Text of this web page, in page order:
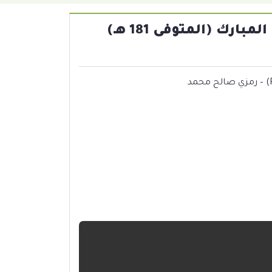
مختصر كتاب الزهد والرقائق للإمام عبد الله بن المبارك (المتوفى 181 هـ)